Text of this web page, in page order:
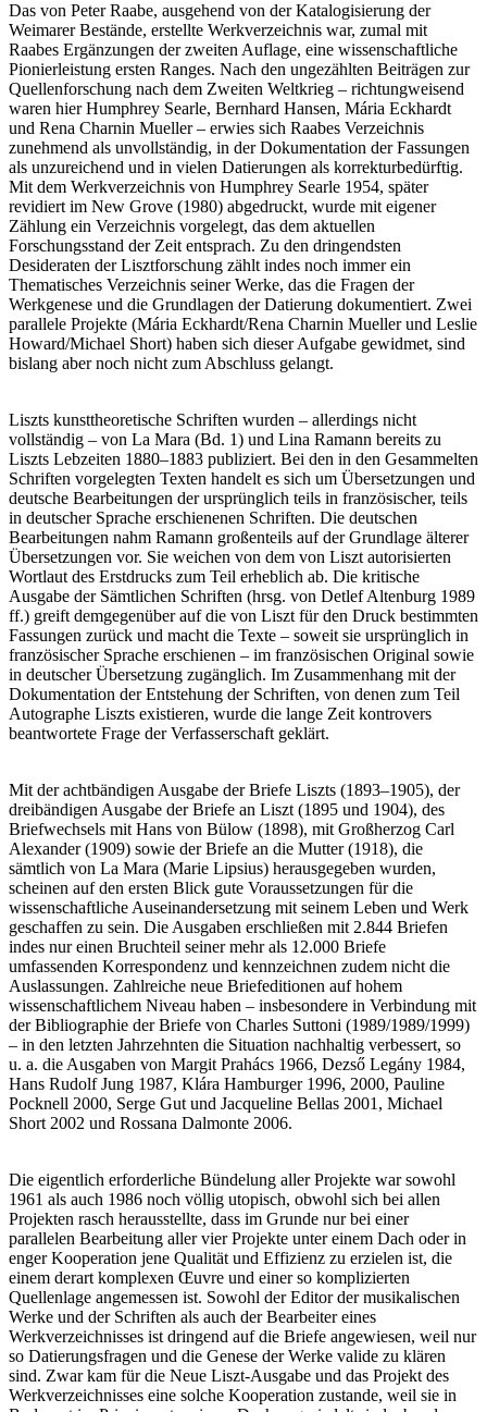
Das von Peter Raabe, ausgehend von der Katalogisierung der
Weimarer Bestände, erstellte Werkverzeichnis war, zumal mit
Raabes Ergänzungen der zweiten Auflage, eine wissenschaftliche
Pionierleistung ersten Ranges. Nach den ungezählten Beiträgen zur
Quellenforschung nach dem Zweiten Weltkrieg – richtungweisend
waren hier Humphrey Searle, Bernhard Hansen, Mária Eckhardt
und Rena Charnin Mueller – erwies sich Raabes Verzeichnis
zunehmend als unvollständig, in der Dokumentation der Fassungen
als unzureichend und in vielen Datierungen als korrekturbedürftig.
Mit dem Werkverzeichnis von Humphrey Searle 1954, später
revidiert im New Grove (1980) abgedruckt, wurde mit eigener
Zählung ein Verzeichnis vorgelegt, das dem aktuellen
Forschungsstand der Zeit entsprach. Zu den dringendsten
Desideraten der Lisztforschung zählt indes noch immer ein
Thematisches Verzeichnis seiner Werke, das die Fragen der
Werkgenese und die Grundlagen der Datierung dokumentiert. Zwei
parallele Projekte (Mária Eckhardt/Rena Charnin Mueller und Leslie
Howard/Michael Short) haben sich dieser Aufgabe gewidmet, sind
bislang aber noch nicht zum Abschluss gelangt.
Liszts kunsttheoretische Schriften wurden – allerdings nicht
vollständig – von La Mara (Bd. 1) und Lina Ramann bereits zu
Liszts Lebzeiten 1880–1883 publiziert. Bei den in den Gesammelten
Schriften vorgelegten Texten handelt es sich um Übersetzungen und
deutsche Bearbeitungen der ursprünglich teils in französischer, teils
in deutscher Sprache erschienenen Schriften. Die deutschen
Bearbeitungen nahm Ramann großenteils auf der Grundlage älterer
Übersetzungen vor. Sie weichen von dem von Liszt autorisierten
Wortlaut des Erstdrucks zum Teil erheblich ab. Die kritische
Ausgabe der Sämtlichen Schriften (hrsg. von Detlef Altenburg 1989
ff.) greift demgegenüber auf die von Liszt für den Druck bestimmten
Fassungen zurück und macht die Texte – soweit sie ursprünglich in
französischer Sprache erschienen – im französischen Original sowie
in deutscher Übersetzung zugänglich. Im Zusammenhang mit der
Dokumentation der Entstehung der Schriften, von denen zum Teil
Autographe Liszts existieren, wurde die lange Zeit kontrovers
beantwortete Frage der Verfasserschaft geklärt.
Mit der achtbändigen Ausgabe der Briefe Liszts (1893–1905), der
dreibändigen Ausgabe der Briefe an Liszt (1895 und 1904), des
Briefwechsels mit Hans von Bülow (1898), mit Großherzog Carl
Alexander (1909) sowie der Briefe an die Mutter (1918), die
sämtlich von La Mara (Marie Lipsius) herausgegeben wurden,
scheinen auf den ersten Blick gute Voraussetzungen für die
wissenschaftliche Auseinandersetzung mit seinem Leben und Werk
geschaffen zu sein. Die Ausgaben erschließen mit 2.844 Briefen
indes nur einen Bruchteil seiner mehr als 12.000 Briefe
umfassenden Korrespondenz und kennzeichnen zudem nicht die
Auslassungen. Zahlreiche neue Briefeditionen auf hohem
wissenschaftlichem Niveau haben – insbesondere in Verbindung mit
der Bibliographie der Briefe von Charles Suttoni (1989/1989/1999)
– in den letzten Jahrzehnten die Situation nachhaltig verbessert, so
u. a. die Ausgaben von Margit Prahács 1966, Dezső Legány 1984,
Hans Rudolf Jung 1987, Klára Hamburger 1996, 2000, Pauline
Pocknell 2000, Serge Gut und Jacqueline Bellas 2001, Michael
Short 2002 und Rossana Dalmonte 2006.
Die eigentlich erforderliche Bündelung aller Projekte war sowohl
1961 als auch 1986 noch völlig utopisch, obwohl sich bei allen
Projekten rasch herausstellte, dass im Grunde nur bei einer
parallelen Bearbeitung aller vier Projekte unter einem Dach oder in
enger Kooperation jene Qualität und Effizienz zu erzielen ist, die
einem derart komplexen Œuvre und einer so komplizierten
Quellenlage angemessen ist. Sowohl der Editor der musikalischen
Werke und der Schriften als auch der Bearbeiter eines
Werkverzeichnisses ist dringend auf die Briefe angewiesen, weil nur
so Datierungsfragen und die Genese der Werke valide zu klären
sind. Zwar kam für die Neue Liszt-Ausgabe und das Projekt des
Werkverzeichnisses eine solche Kooperation zustande, weil sie in